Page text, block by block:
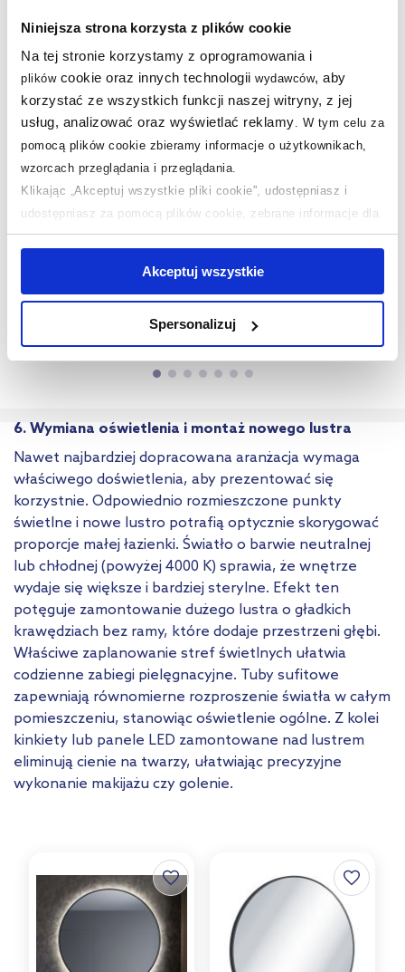
Niniejsza strona korzysta z plików cookie
Na tej stronie korzystamy z oprogramowania i
plikówcookie oraz innych technologii wydawców, aby
korzystać ze wszystkich funkcji naszej witryny, z jej
usług, analizować oraz wyświetlać reklamy. W tym celu za
pomocą plików cookie zbieramy informacje o użytkownikach,
wzorcach przeglądania i przeglądania.
Klikając „Akceptuj wszystkie pliki cookie”, udostępniasz i
udostępniasz za pomocą plików cookie, zebrane informacje dla
użytkowników zewnętrznych, a także nasi partnerzy reklamowi.
jednak, że zablokowane niektóre pliki cookie mogą mieć wpływ
na sposób dostarczania treści niedostosowanych do potrzeb
Aby uzyskać więcej informacji na temat plików plików cookie,
przejdź do zakładek „Informacje o plikach cookie”.
Akceptuj wszystkie
Spersonalizuj
Dostępność:24h!
Oltens Molle bateria
umywalkowa
mat 32600300
Dostępność:
Hansgrohe Logis
bateria umywalkowa
71107000
421,46
6. Wymiana oświetlenia i montaż nowego lustra
Nawet najbardziej dopracowana aranżacja wymaga
właściwego doświetlenia, aby prezentować się
korzystnie. Odpowiednio rozmieszczone punkty
świetlne i nowe lustro potrafią optycznie skorygować
proporcje małej łazienki. Światło o barwie neutralnej
lub chłodnej (powyżej 4000 K) sprawia, że wnętrze
wydaje się większe i bardziej sterylne. Efekt ten
potęguje zamontowanie dużego lustra o gładkich
krawędziach bez ramy, które dodaje przestrzeni głębi.
Właściwe zaplanowanie stref świetlnych ułatwia
codzienne zabiegi pielęgnacyjne. Tuby sufitowe
zapewniają równomierne rozproszenie światła w całym
pomieszczeniu, stanowiąc oświetlenie ogólne. Z kolei
kinkiety lub panele LED zamontowane nad lustrem
eliminują cienie na twarzy, ułatwiając precyzyjne
wykonanie makijażu czy golenie.